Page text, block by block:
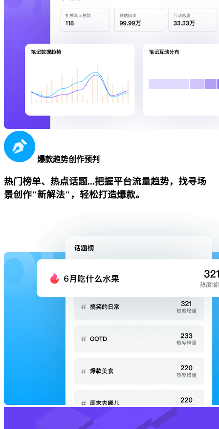
爆款趋势创作预判
热门榜单、热点话题...把握平台流量趋势，找寻场
景创作"新解法"，轻松打造爆款。